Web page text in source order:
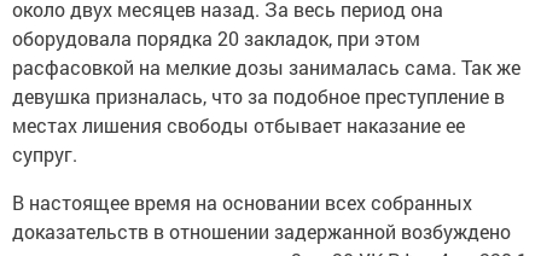
около двух месяцев назад. За весь период она
оборудовала порядка 20 закладок, при этом
расфасовкой на мелкие дозы занималась сама. Так же
девушка призналась, что за подобное преступление в
местах лишения свободы отбывает наказание ее
супруг.
В настоящее время на основании всех собранных
доказательств в отношении задержанной возбуждено